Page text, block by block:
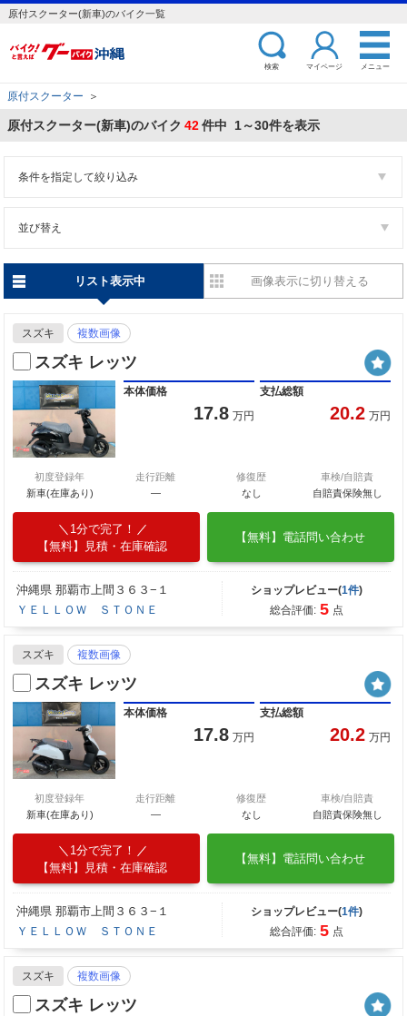
原付スクーター(新車)のバイク一覧
検索 マイページ メニュー
原付スクーター ＞
原付スクーター(新車)のバイク 42件中 1～30件を表示
条件を指定して絞り込み
並び替え
リスト表示中 画像表示に切り替える
スズキ 複数画像
スズキ レッツ
本体価格
17.8 万円
支払総額
20.2 万円
初度登録年
新車(在庫あり)
走行距離
―
修復歴
なし
車検/自賠責
自賠責保険無し
1分で完了！
【無料】見積・在庫確認
【無料】電話問い合わせ
沖縄県 那覇市上間３６３−１
ＹＥＬＬＯＷ ＳＴＯＮＥ
ショップレビュー(1件)
総合評価: 5 点
スズキ 複数画像
スズキ レッツ
本体価格
17.8 万円
支払総額
20.2 万円
初度登録年
新車(在庫あり)
走行距離
―
修復歴
なし
車検/自賠責
自賠責保険無し
1分で完了！
【無料】見積・在庫確認
【無料】電話問い合わせ
沖縄県 那覇市上間３６３−１
ＹＥＬＬＯＷ ＳＴＯＮＥ
ショップレビュー(1件)
総合評価: 5 点
スズキ 複数画像
スズキ レッツ